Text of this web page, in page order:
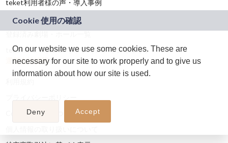
teket利用者様の声・導入事例
資料・マニュアル
teketロゴ・プレスキット（メディアキット）
運営会社情報
Cookieの利用について
On our website we use some cookies. These are
necessary for our site to work properly and to give us
information about how our site is used.
Deny Accept